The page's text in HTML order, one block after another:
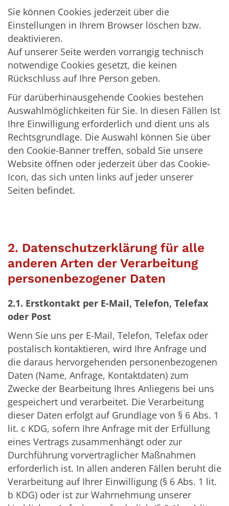
Sie können Cookies jederzeit über die
Einstellungen in Ihrem Browser löschen bzw.
deaktivieren.
Auf unserer Seite werden vorrangig technisch
notwendige Cookies gesetzt, die keinen
Rückschluss auf Ihre Person geben.
Für darüberhinausgehende Cookies bestehen
Auswahlmöglichkeiten für Sie. In diesen Fällen Ist
Ihre Einwilligung erforderlich und dient uns als
Rechtsgrundlage. Die Auswahl können Sie über
den Cookie-Banner treffen, sobald Sie unsere
Website öffnen oder jederzeit über das Cookie-
Icon, das sich unten links auf jeder unserer
Seiten befindet.
2. Datenschutzerklärung für alle
anderen Arten der Verarbeitung
personenbezogener Daten
2.1. Erstkontakt per E-Mail, Telefon, Telefax
oder Post
Wenn Sie uns per E-Mail, Telefon, Telefax oder
postalisch kontaktieren, wird Ihre Anfrage und
die daraus hervorgehenden personenbezogenen
Daten (Name, Anfrage, Kontaktdaten) zum
Zwecke der Bearbeitung Ihres Anliegens bei uns
gespeichert und verarbeitet. Die Verarbeitung
dieser Daten erfolgt auf Grundlage von § 6 Abs. 1
lit. c KDG, sofern Ihre Anfrage mit der Erfüllung
eines Vertrags zusammenhängt oder zur
Durchführung vorvertraglicher Maßnahmen
erforderlich ist. In allen anderen Fällen beruht die
Verarbeitung auf Ihrer Einwilligung (§ 6 Abs. 1 lit.
b KDG) oder ist zur Wahrnehmung unserer